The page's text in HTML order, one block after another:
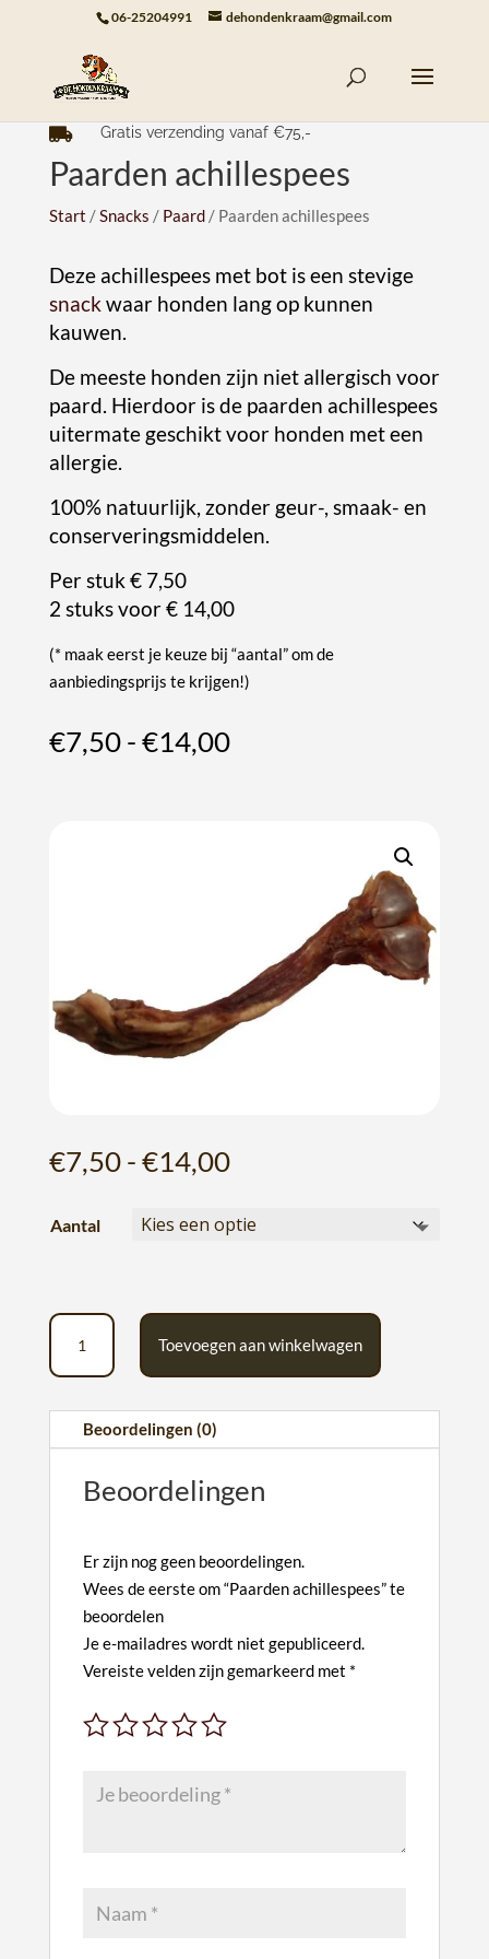
06-25204991 dehondenkraam@gmail.com
 Gratis verzending vanaf €75,-
Paarden achillespees
Start /Snacks / Paard/ Paarden achillespees
Deze achillespees met bot is een stevige
snack waar honden lang op kunnen
kauwen.
De meeste honden zijn niet allergisch voor
paard. Hierdoor is de paarden achillespees
uitermate geschikt voor honden met een
allergie.
100% natuurlijk, zonder geur-, smaak- en
conserveringsmiddelen.
Per stuk € 7,50
2 stuks voor € 14,00
(* maak eerst je keuze bij “aantal” om de
aanbiedingsprijs te krijgen!)
€7,50-€14,00Prijsklasse:
€7,50-€14,00Prijsklasse:
tot
€14,00
Aantal
Paarden
achillespees
aantal
Toevoegen aan winkelwagen
t
Beoordelingen (0)
Beoordelingen
Er zijn nog geen beoordelingen.
Wees de eerste om “Paarden achillespees” te
beoordelen
Je e-mailadres wordt niet gepubliceerd.
Vereiste velden zijn gemarkeerd met *